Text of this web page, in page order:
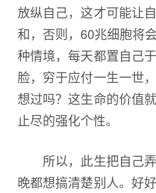
放纵自己，这才可能让
和，否则，60兆细胞将
种情境，每天都置自己
脸，穷于应付一生一世
想过吗？这生命的价值
止尽的强化个性。
所以，此生把自己弄
晚都想搞清楚别人。好